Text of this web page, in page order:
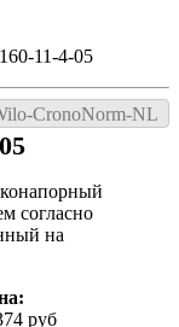
11-4-05
CronoNorm-NL
согласно
на
руб